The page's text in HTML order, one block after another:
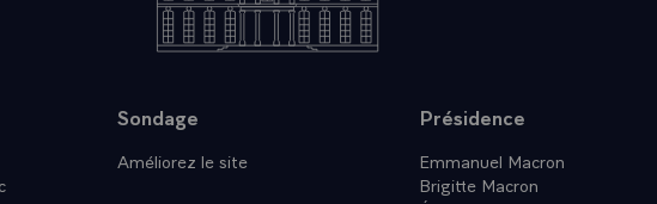
plus les mêmes. Ce sont de plus en plus des pathologies chroniques, c'est de
pathologies liées au vieillissement d'une population et donc ce système de soins
un médecin traitant ou d'obtenir un rendez-vous dans des délais
est lié au fait que le nombre de consultations disponibles de médecins
de 15 % en 15 ans, alors même que la population vieillissait, que l'accès
est devenu de plus en plus difficile, les spécialités ayant une grande
Sondage
Améliorez le site
Présidence
Emmanuel Macron
Brigitte Macron